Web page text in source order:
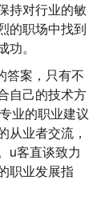
持对行业的敏
的职场中找到
。
答案，只有不
自己的技术方
业的职业建议
从业者交流，
u客直谈致力
职业发展指